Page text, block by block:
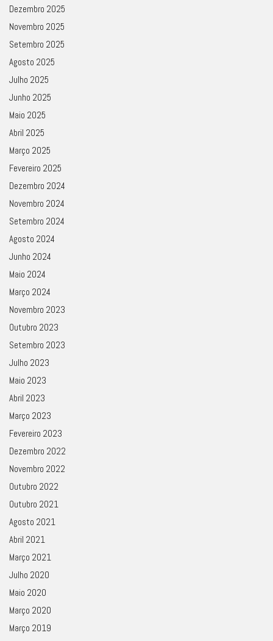
Dezembro 2025
Novembro 2025
Setembro 2025
Agosto 2025
Julho 2025
Junho 2025
Maio 2025
Abril 2025
Março 2025
Fevereiro 2025
Dezembro 2024
Novembro 2024
Setembro 2024
Agosto 2024
Junho 2024
Maio 2024
Março 2024
Novembro 2023
Outubro 2023
Setembro 2023
Julho 2023
Maio 2023
Abril 2023
Março 2023
Fevereiro 2023
Dezembro 2022
Novembro 2022
Outubro 2022
Outubro 2021
Agosto 2021
Abril 2021
Março 2021
Julho 2020
Maio 2020
Março 2020
Março 2019